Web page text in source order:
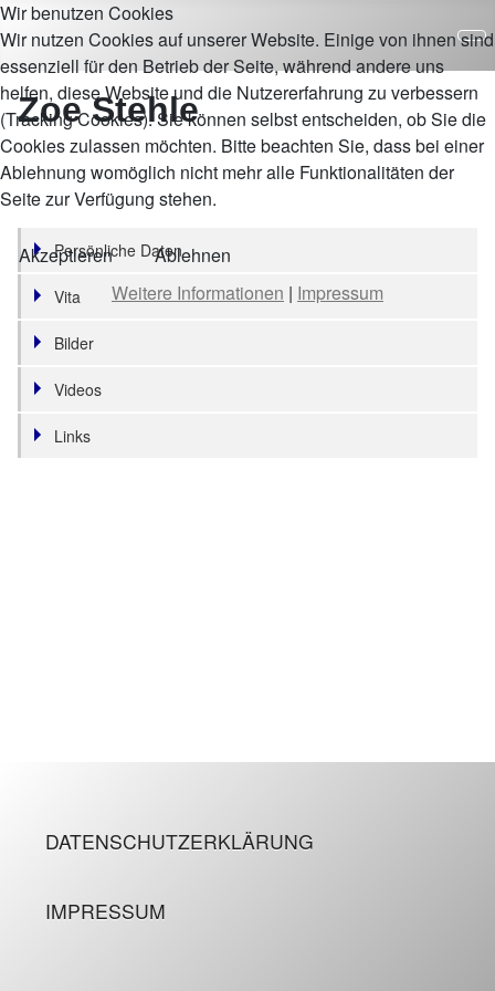
Zoe Stehle
Persönliche Daten
Vita
Bilder
Videos
Links
DATENSCHUTZERKLÄRUNG
IMPRESSUM
Wir benutzen Cookies
Wir nutzen Cookies auf unserer Website. Einige von ihnen sind
essenziell für den Betrieb der Seite, während andere uns
helfen, diese Website und die Nutzererfahrung zu verbessern
(Tracking Cookies). Sie können selbst entscheiden, ob Sie die
Cookies zulassen möchten. Bitte beachten Sie, dass bei einer
Ablehnung womöglich nicht mehr alle Funktionalitäten der
Seite zur Verfügung stehen.
Akzeptieren
Ablehnen
Weitere Informationen | Impressum